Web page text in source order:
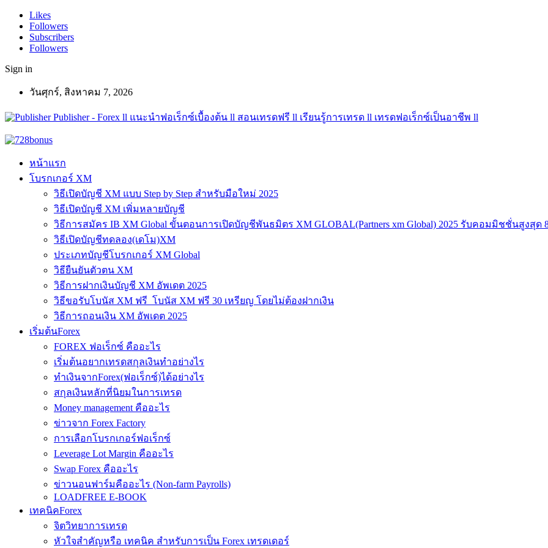
Likes
Followers
Subscribers
Followers
Sign in
วันศุกร์, สิงหาคม 7, 2026
Publisher - Forex ll แนะนำฟอเร็กซ์เบื้องต้น ll สอนเทรดฟรี ll เรียนรู้การเทรด ll เทรดฟอเร็กซ์เป็นอาชีพ ll
หน้าแรก
โบรกเกอร์ XM
วิธีเปิดบัญชี XM แบบ Step by Step สำหรับมือใหม่ 2025
วิธีเปิดบัญชี XM เพิ่มหลายบัญชี
วิธีการสมัคร IB XM Global ขั้นตอนการเปิดบัญชีพันธมิตร XM GLOBAL(Partners xm Global) 2025 รับคอมมิชชั่นสูงสุด
วิธีเปิดบัญชีทดลอง(เดโม)XM
ประเภทบัญชีโบรกเกอร์ XM Global
วิธียืนยันตัวตน XM
วิธีการฝากเงินบัญชี XM อัพเดต 2025
วิธีขอรับโบนัส XM ฟรี โบนัส XM ฟรี 30 เหรียญ โดยไม่ต้องฝากเงิน
วิธีการถอนเงิน XM อัพเดต 2025
เริ่มต้นForex
FOREX ฟอเร็กซ์ คืออะไร
เริ่มต้นอยากเทรดสกุลเงินทำอย่างไร
ทำเงินจากForex(ฟอเร็กซ์)ได้อย่างไร
สกุลเงินหลักที่นิยมในการเทรด
Money management คืออะไร
ข่าวจาก Forex Factory
การเลือกโบรกเกอร์ฟอเร็กซ์
Leverage Lot Margin คืออะไร
Swap Forex คืออะไร
ข่าวนอนฟาร์มคืออะไร (Non-farm Payrolls)
LOADFREE E-BOOK
เทคนิคForex
จิตวิทยาการเทรด
หัวใจสำคัญหรือ เทคนิค สำหรับการเป็น Forex เทรดเดอร์